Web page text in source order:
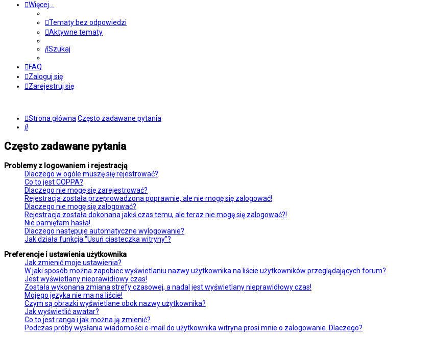
Więcej…
Tematy bez odpowiedzi
Aktywne tematy
Szukaj
FAQ
Zaloguj się
Zarejestruj się
Strona główna Często zadawane pytania
Szukaj
Często zadawane pytania
Problemy z logowaniem i rejestracją
Dlaczego w ogóle muszę się rejestrować?
Co to jest COPPA?
Dlaczego nie mogę się zarejestrować?
Rejestracja została przeprowadzona poprawnie, ale nie mogę się zalogować!
Dlaczego nie mogę się zalogować?
Rejestracja została dokonana jakiś czas temu, ale teraz nie mogę się zalogować?!
Nie pamiętam hasła!
Dlaczego następuje automatyczne wylogowanie?
Jak działa funkcja “Usuń ciasteczka witryny”?
Preferencje i ustawienia użytkownika
Jak zmienić moje ustawienia?
W jaki sposób można zapobiec wyświetlaniu nazwy użytkownika na liście użytkowników przeglądających forum?
Jest wyświetlany nieprawidłowy czas!
Została wykonana zmiana strefy czasowej, a nadal jest wyświetlany nieprawidłowy czas!
Mojego języka nie ma na liście!
Czym są obrazki wyświetlane obok nazwy użytkownika?
Jak wyświetlić awatar?
Co to jest ranga i jak można ją zmienić?
Podczas próby wysłania wiadomości e-mail do użytkownika witryna prosi mnie o zalogowanie. Dlaczego?